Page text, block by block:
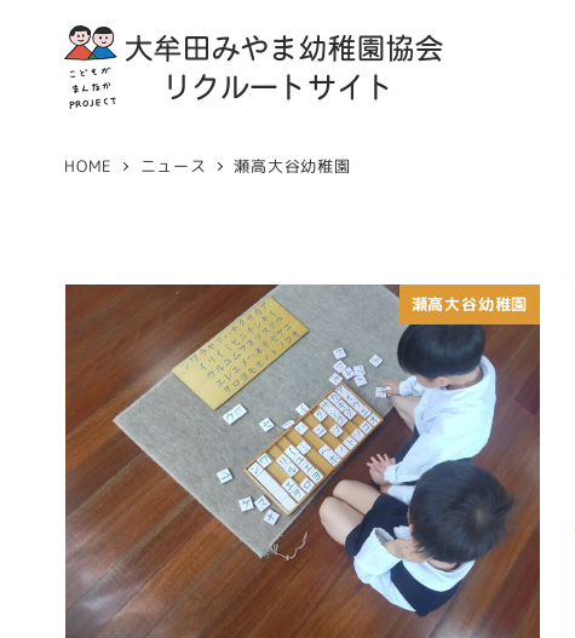
HOME ニュース 瀬高大谷幼稚園
瀬高大谷幼稚園